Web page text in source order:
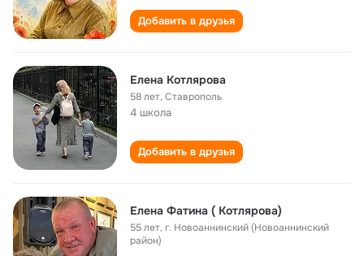
Добавить в друзья
Елена Котлярова
58 лет,Ставрополь
4 школа
Добавить в друзья
Елена Фатина ( Котлярова)
55 лет,г. Новоаннинский (Новоаннинский
район)